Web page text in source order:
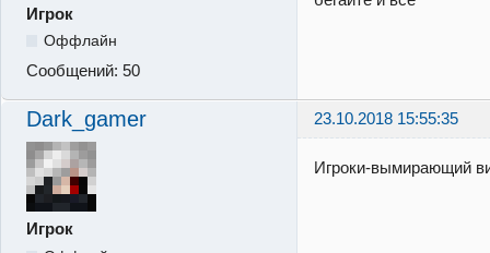
Игрок
Оффлайн
Сообщений: 50
Dark_gamer 23.10.2018 15:55:35
Игрок
Игроки-вымирающий